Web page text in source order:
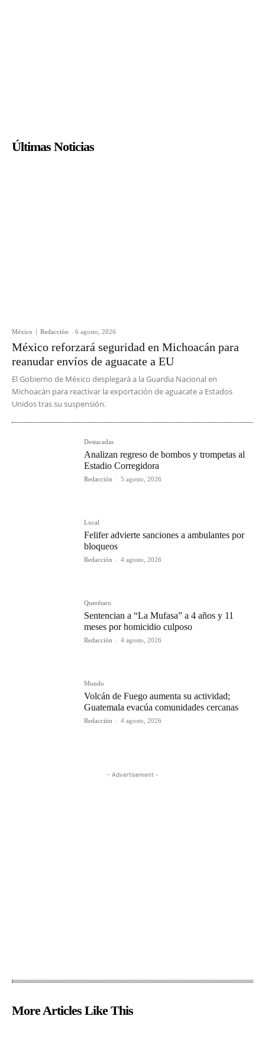
Últimas Noticias
México Redacción - 6 agosto, 2026
México reforzará seguridad en Michoacán para
reanudar envíos de aguacate a EU
El Gobierno de México desplegará a la Guardia Nacional en
Michoacán para reactivar la exportación de aguacate a Estados
Unidos tras su suspensión.
Destacadas
Analizan regreso de bombos y trompetas al
Estadio Corregidora
Redacción - 5 agosto, 2026
Local
Felifer advierte sanciones a ambulantes por
bloqueos
Redacción - 4 agosto, 2026
Querétaro
Sentencian a “La Mufasa” a 4 años y 11
meses por homicidio culposo
Redacción - 4 agosto, 2026
Mundo
Volcán de Fuego aumenta su actividad;
Guatemala evacúa comunidades cercanas
Redacción - 4 agosto, 2026
- Advertisement -
More Articles Like This